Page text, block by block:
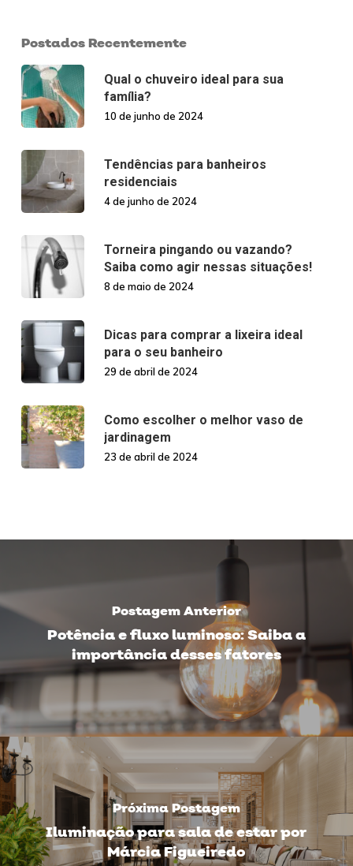
Postados Recentemente
Qual o chuveiro ideal para sua
família?
10 de junho de 2024
Tendências para banheiros
residenciais
4 de junho de 2024
Torneira pingando ou vazando?
Saiba como agir nessas situações!
8 de maio de 2024
Dicas para comprar a lixeira ideal
para o seu banheiro
29 de abril de 2024
Como escolher o melhor vaso de
jardinagem
23 de abril de 2024
Postagem Anterior
Potência e fluxo luminoso: Saiba a
importância desses fatores
Próxima Postagem
Iluminação para sala de estar por
Márcia Figueiredo